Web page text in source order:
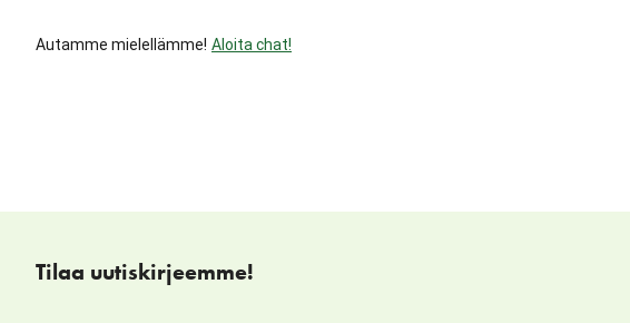
Autamme mielellämme! Aloita chat!
Tilaa uutiskirjeemme!